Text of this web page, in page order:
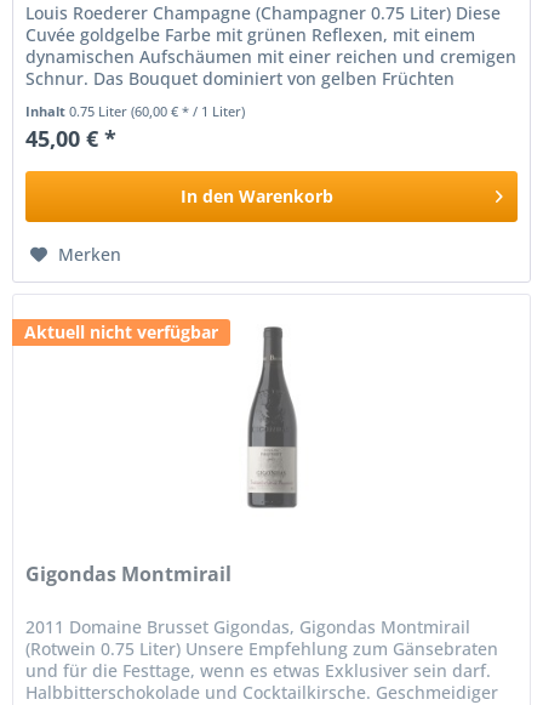
Louis Roederer Champagne (Champagner 0.75 Liter) Diese
Cuvée goldgelbe Farbe mit grünen Reflexen, mit einem
dynamischen Aufschäumen mit einer reichen und cremigen
Schnur. Das Bouquet dominiert von gelben Früchten
(Nektarine) und leicht...
Inhalt0.75 Liter(60,00 € * / 1 Liter)
45,00 € *
In den Warenkorb
Merken
Aktuell nicht verfügbar
Gigondas Montmirail
2011 Domaine Brusset Gigondas, Gigondas Montmirail
(Rotwein 0.75 Liter) Unsere Empfehlung zum Gänsebraten
und für die Festtage, wenn es etwas Exklusiver sein darf.
Halbbitterschokolade und Cocktailkirsche. Geschmeidiger